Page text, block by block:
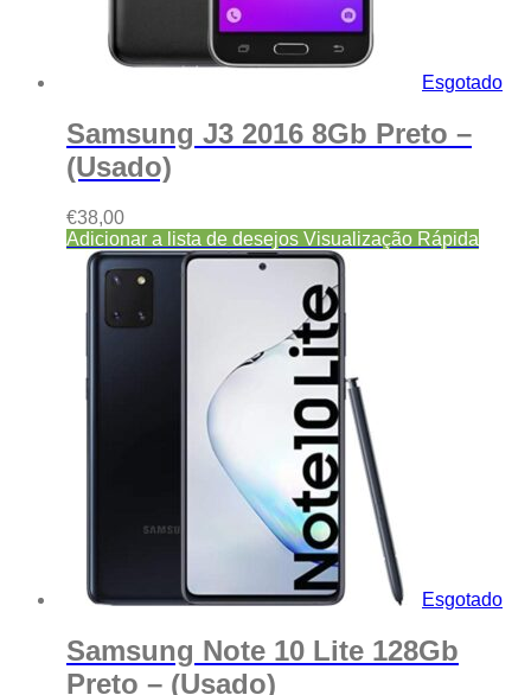
Esgotado
Samsung J3 2016 8Gb Preto –
(Usado)
€38,00
Adicionar a lista de desejos Visualização Rápida
Esgotado
Samsung Note 10 Lite 128Gb
Preto – (Usado)